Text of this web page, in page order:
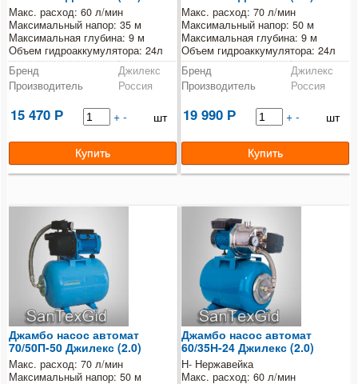
Макс. расход: 60 л/мин
Максимальный напор: 35 м
Максимальная глубина: 9 м
Объем гидроаккумулятора: 24л
Бренд
Джилекс
Производитель
Россия
15 470 Р + - шт
Макс. расход: 70 л/мин
Максимальный напор: 50 м
Максимальная глубина: 9 м
Объем гидроаккумулятора: 24л
Бренд
Джилекс
Производитель
Россия
19 990 Р + - шт
Джамбо насос автомат
70/50П-50 Джилекс (2.0)
Макс. расход: 70 л/мин
Максимальный напор: 50 м
Джамбо насос автомат
60/35Н-24 Джилекс (2.0)
Н- Нержавейка
Макс. расход: 60 л/мин